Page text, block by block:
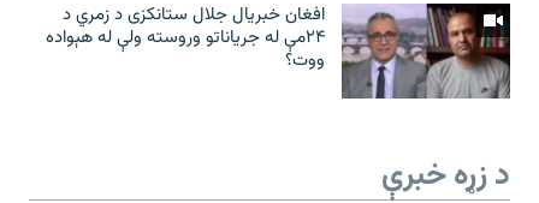
افغان خبریال جلال ستانکزی د زمري د
۲۴مې له جریاناتو وروسته ولې له هېواده
ووت؟
د زړه خبرې